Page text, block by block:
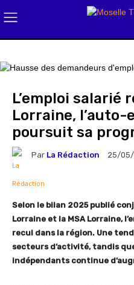
L’emploi salarié
Lorraine,
poursuit sa
Par La Rédaction 25/
Selon le bilan 2025 publié
Lorraine et la MSA Lorraine,
recul dans la région. Une
secteurs d’activité, tandis
indépendants continue